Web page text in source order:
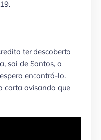
ter descoberto
sai de Santos, a
encontrá-lo.
carta avisando que